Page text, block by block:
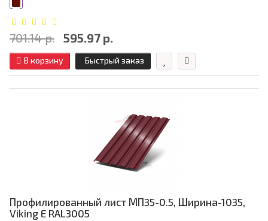
701.14 р. 595.97 р.
В корзину Быстрый заказ
Профилированный лист МП35-0.5, Ширина-1035,
Viking E RAL3005